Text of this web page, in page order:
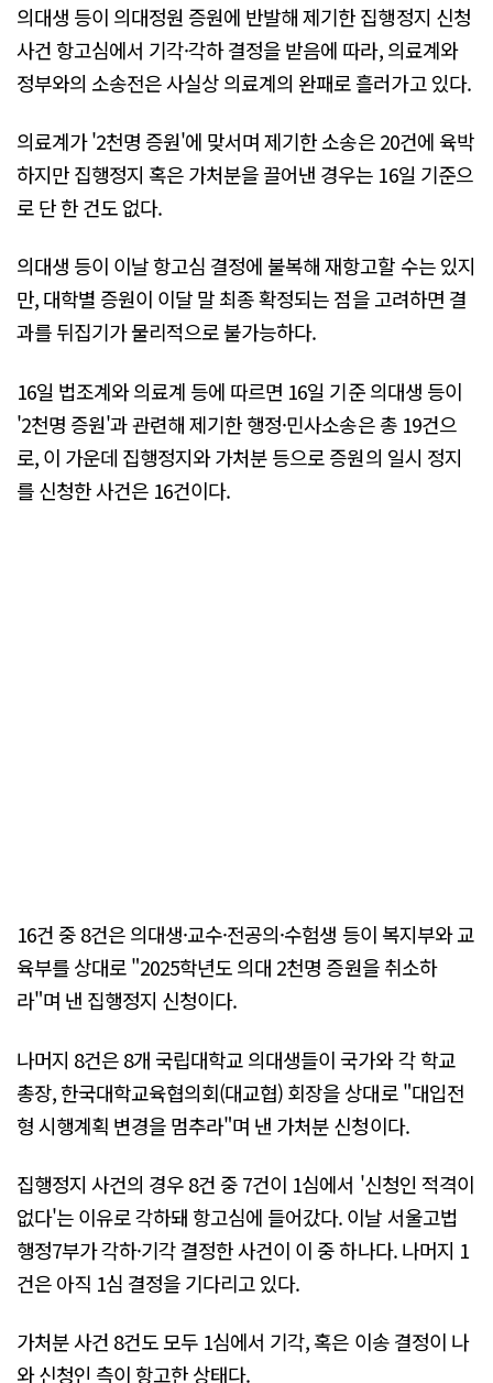
의대생 등이 의대정원 증원에 반발해 제기한 집행정지 신청
사건 항고심에서 기각·각하 결정을 받음에 따라, 의료계와
정부와의 소송전은 사실상 의료계의 완패로 흘러가고 있다.
의료계가 '2천명 증원'에 맞서며 제기한 소송은 20건에 육박
하지만 집행정지 혹은 가처분을 끌어낸 경우는 16일 기준으
로 단 한 건도 없다.
의대생 등이 이날 항고심 결정에 불복해 재항고할 수는 있지
만, 대학별 증원이 이달 말 최종 확정되는 점을 고려하면 결
과를 뒤집기가 물리적으로 불가능하다.
16일 법조계와 의료계 등에 따르면 16일 기준 의대생 등이
'2천명 증원'과 관련해 제기한 행정·민사소송은 총 19건으
로, 이 가운데 집행정지와 가처분 등으로 증원의 일시 정지
를 신청한 사건은 16건이다.
16건 중 8건은 의대생·교수·전공의·수험생 등이 복지부와 교
육부를 상대로 "2025학년도 의대 2천명 증원을 취소하
라"며 낸 집행정지 신청이다.
나머지 8건은 8개 국립대학교 의대생들이 국가와 각 학교
총장, 한국대학교육협의회(대교협) 회장을 상대로 "대입전
형 시행계획 변경을 멈추라"며 낸 가처분 신청이다.
집행정지 사건의 경우 8건 중 7건이 1심에서 '신청인 적격이
없다'는 이유로 각하돼 항고심에 들어갔다. 이날 서울고법
행정7부가 각하·기각 결정한 사건이 이 중 하나다. 나머지 1
건은 아직 1심 결정을 기다리고 있다.
가처분 사건 8건도 모두 1심에서 기각, 혹은 이송 결정이 나
와 신청인 측이 항고한 상태다.